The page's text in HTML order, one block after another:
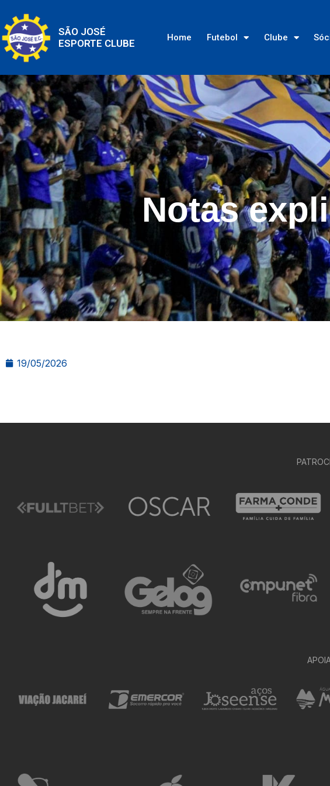
SÃO JOSÉ
ESPORTE CLUBE
Home Futebol Clube
Notas
19/05/2026